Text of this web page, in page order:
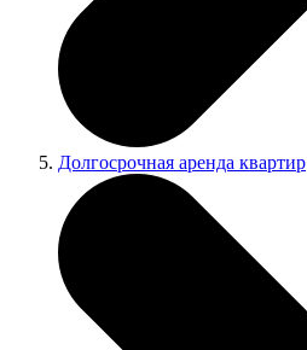
Долгосрочная аренда квартир